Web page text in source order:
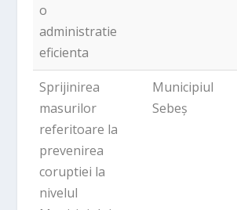
o
administratie
eficienta
Sprijinirea
masurilor
referitoare la
prevenirea
coruptiei la
nivelul
Municipiul
Sebeș